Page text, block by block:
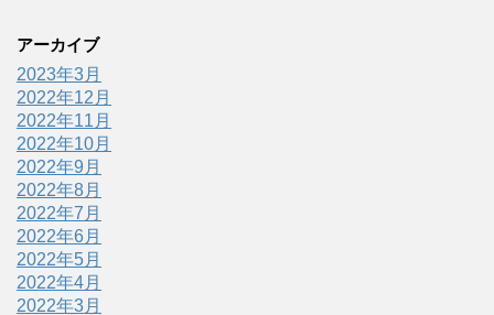
アーカイブ
2023年3月
2022年12月
2022年11月
2022年10月
2022年9月
2022年8月
2022年7月
2022年6月
2022年5月
2022年4月
2022年3月